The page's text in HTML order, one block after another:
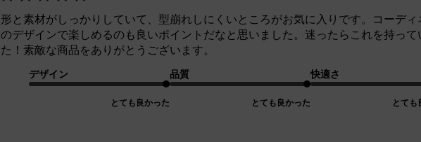
形と素材がしっかりしていて、型崩れしにくいところがお気に入りです。コーデ
のデザインで楽しめるのも良いポイントだなと思いました。迷ったらこれを持っ
た！素敵な商品をありがとうございます。
デザイン
とても良かった
品質
とても良かった
快適さ
とても